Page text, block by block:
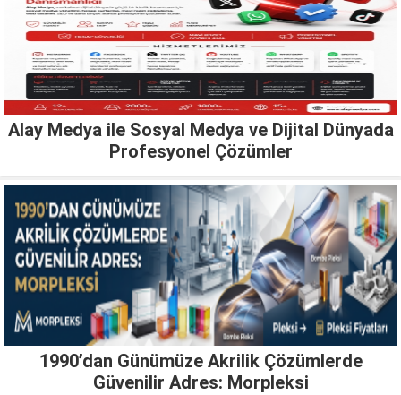
Alay Medya ile Sosyal Medya ve Dijital Dünyada
Profesyonel Çözümler
1990’dan Günümüze Akrilik Çözümlerde
Güvenilir Adres: Morpleksi